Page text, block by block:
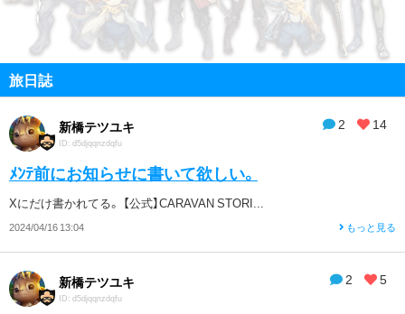
旅日誌
2 14
新橋テツユキ
ID: d5djqqnzdqfu
ﾒﾝﾃ前にお知らせに書いて欲しい。
Xにだけ書かれてる。 【公式】CARAVAN STORI...
2024/04/16 13:04 もっと見る
2 5
新橋テツユキ
ID: d5djqqnzdqfu